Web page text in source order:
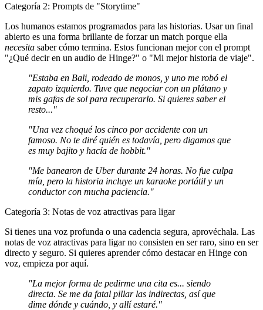
Categoría 2: Prompts de "Storytime"
Los humanos estamos programados para las historias. Usar un final
abierto es una forma brillante de forzar un match porque ella
necesita saber cómo termina. Estos funcionan mejor con el prompt
"¿Qué decir en un audio de Hinge?" o "Mi mejor historia de viaje".
"Estaba en Bali, rodeado de monos, y uno me robó el
zapato izquierdo. Tuve que negociar con un plátano y
mis gafas de sol para recuperarlo. Si quieres saber el
resto..."
"Una vez choqué los cinco por accidente con un
famoso. No te diré quién es todavía, pero digamos que
es muy bajito y hacía de hobbit."
"Me banearon de Uber durante 24 horas. No fue culpa
mía, pero la historia incluye un karaoke portátil y un
conductor con mucha paciencia."
Categoría 3: Notas de voz atractivas para ligar
Si tienes una voz profunda o una cadencia segura, aprovéchala. Las
notas de voz atractivas para ligarno consisten en ser raro, sino en ser
directo y seguro. Si quieres aprendercómo destacar en Hinge con
voz, empieza por aquí.
"La mejor forma de pedirme una cita es... siendo
directa. Se me da fatal pillar las indirectas, así que
dime dónde y cuándo, y allí estaré."